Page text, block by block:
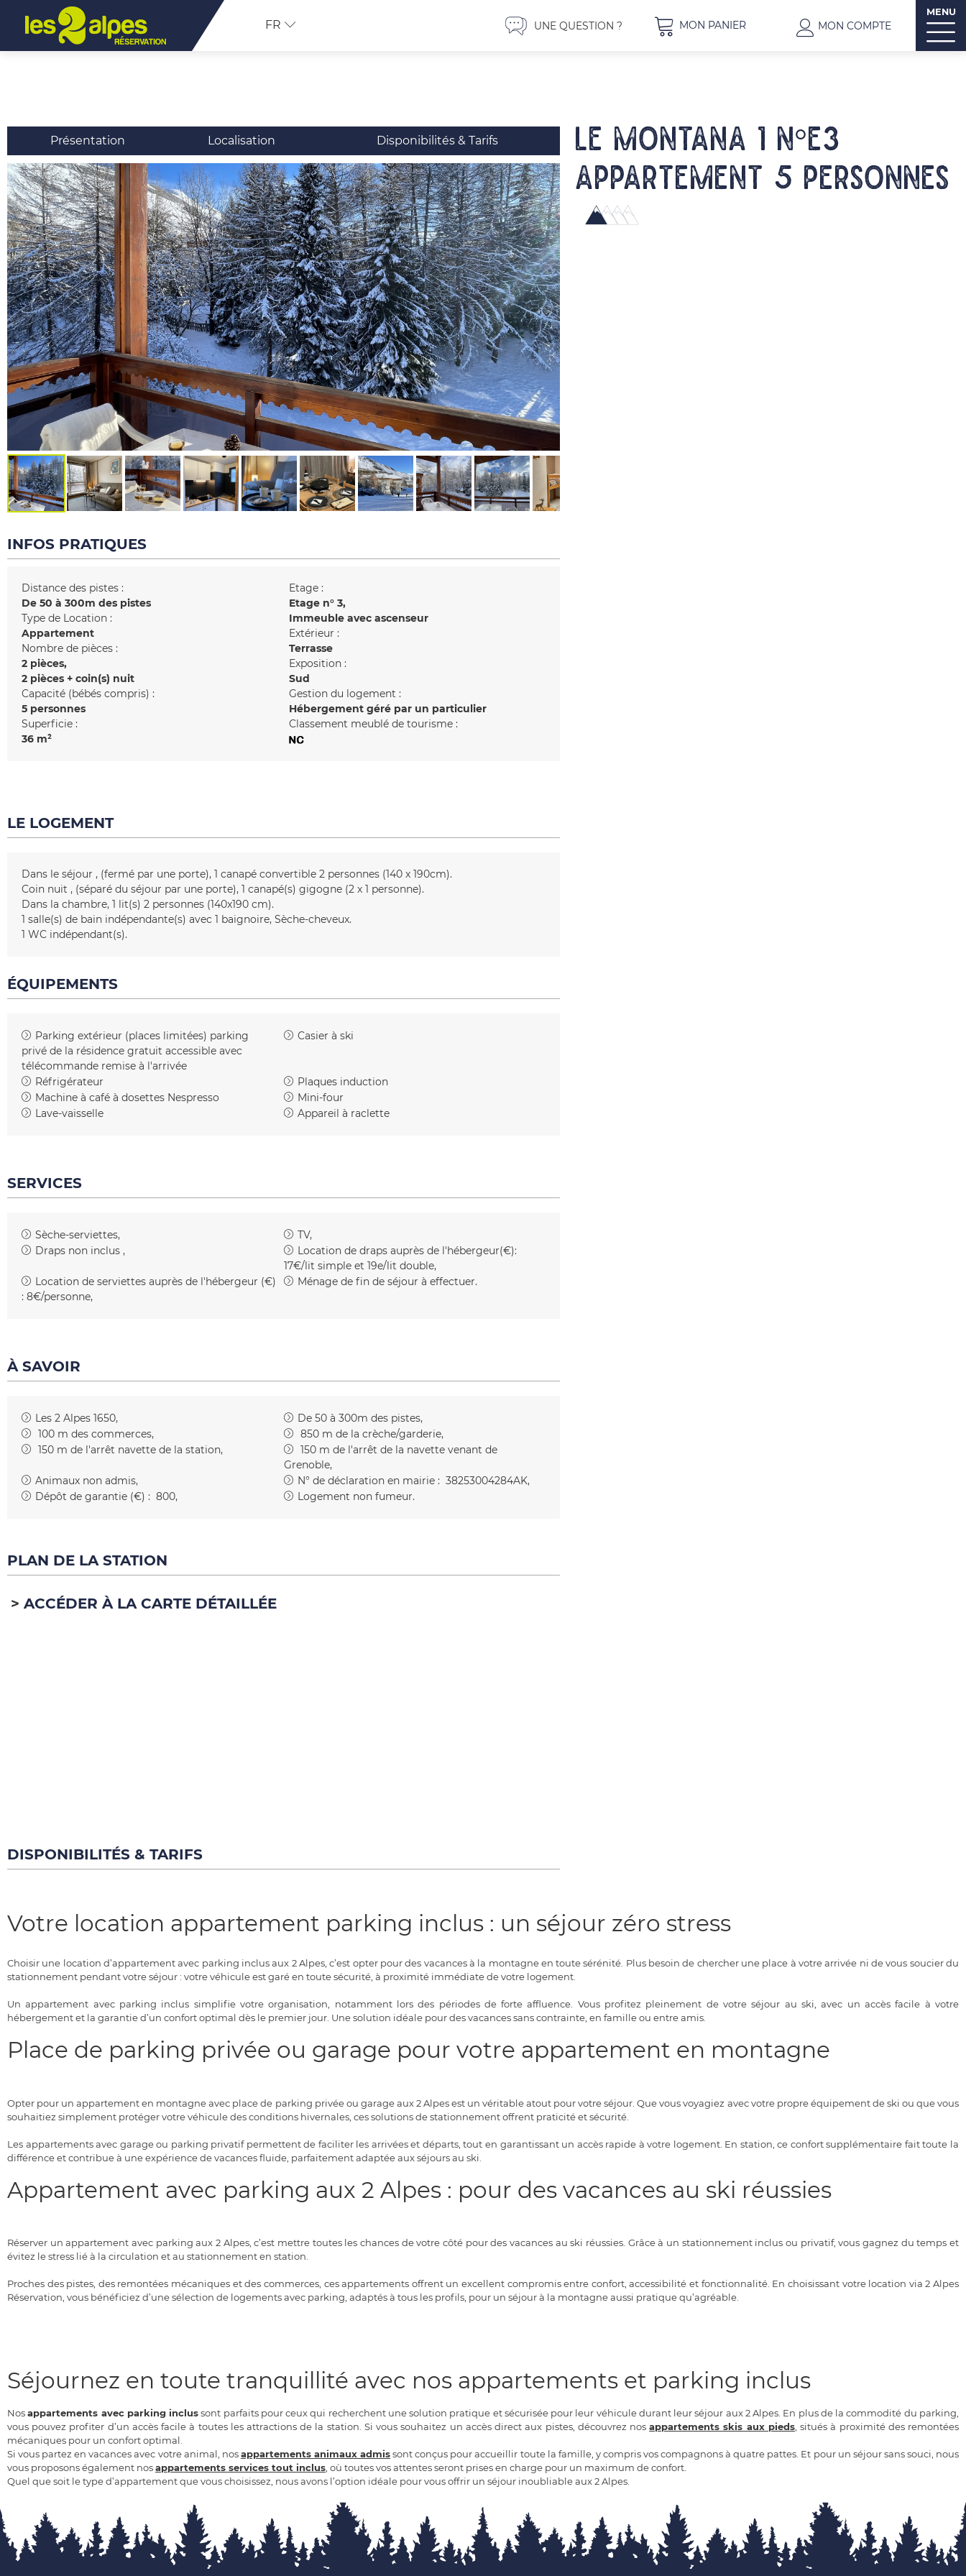
FR UNE QUESTION ? MON PANIER MON COMPTE
MENU
Présentation Localisation Disponibilités & Tarifs
LE MONTANA 1 N°E3
Appartement 5 personnes
INFOS PRATIQUES
Distance des pistes :
De 50 à 300m des pistes
Type de Location :
Appartement
Nombre de pièces :
2 pièces
2 pièces + coin(s) nuit
Capacité (bébés compris) :
5 personnes
Superficie :
36 m²
Etage :
Etage n° 3
Immeuble avec ascenseur
Extérieur :
Terrasse
Exposition :
Sud
Gestion du logement :
Hébergement géré par un particulier
Classement meublé de tourisme :
LE LOGEMENT
Dans le séjour (fermé par une porte) 1 canapé convertible 2 personnes (140 x 190cm)
Coin nuit
(séparé du séjour par une porte) 1 canapé(s) gigogne (2 x 1 personne)
Dans la chambre 1 lit(s) 2 personnes (140x190 cm)
1 salle(s) de bain indépendante(s) avec 1 baignoire Sèche-cheveux
1 WC indépendant(s)
ÉQUIPEMENTS
Parking extérieur (places limitées) parking
privé de la résidence gratuit accessible avec
télécommande remise à l'arrivée
Casier à ski
Réfrigérateur
Plaques induction
Machine à café à dosettes Nespresso
Mini-four
Lave-vaisselle
Appareil à raclette
SERVICES
Sèche-serviettes
TV
Draps non inclus
Location de draps auprès de l'hébergeur(€):
17€/lit simple et 19e/lit double
Location de serviettes auprès de l'hébergeur (€)
: 8€/personne
Ménage de fin de séjour à effectuer
À SAVOIR
Les 2 Alpes 1650
De 50 à 300m des pistes
100 m des commerces 850 m de la crèche/garderie
150 m de l'arrêt navette de la station 150 m de l'arrêt de la navette venant de
Grenoble
Animaux non admis
N° de déclaration en mairie : 38253004284AK
Dépôt de garantie (€) : 800 Logement non fumeur
PLAN DE LA STATION
ACCÉDER À LA CARTE DÉTAILLÉE
DISPONIBILITÉS & TARIFS
Votre location appartement parking inclus : un séjour zéro stress
Choisir une location d’appartement avec parking inclus aux 2 Alpes, c’est opter pour des vacances à la montagne en toute sérénité. Plus besoin de chercher une place à votre arrivée ni de vous soucier du
stationnement pendant votre séjour : votre véhicule est garé en toute sécurité, à proximité immédiate de votre logement.
Un appartement avec parking inclus simplifie votre organisation, notamment lors des périodes de forte affluence. Vous profitez pleinement de votre séjour au ski, avec un accès facile à votre
hébergement et la garantie d’un confort optimal dès le premier jour. Une solution idéale pour des vacances sans contrainte, en famille ou entre amis.
Place de parking privée ou garage pour votre appartement en montagne
Opter pour un appartement en montagne avec place de parking privée ou garage aux 2 Alpes est un véritable atout pour votre séjour. Que vous voyagiez avec votre propre équipement de ski ou que vous
souhaitiez simplement protéger votre véhicule des conditions hivernales, ces solutions de stationnement offrent praticité et sécurité.
Les appartements avec garage ou parking privatif permettent de faciliter les arrivées et départs, tout en garantissant un accès rapide à votre logement. En station, ce confort supplémentaire fait toute la
différence et contribue à une expérience de vacances fluide, parfaitement adaptée aux séjours au ski.
Appartement avec parking aux 2 Alpes : pour des vacances au ski réussies
Réserver un appartement avec parking aux 2 Alpes, c’est mettre toutes les chances de votre côté pour des vacances au ski réussies. Grâce à un stationnement inclus ou privatif, vous gagnez du temps et
évitez le stress lié à la circulation et au stationnement en station.
Proches des pistes, des remontées mécaniques et des commerces, ces appartements offrent un excellent compromis entre confort, accessibilité et fonctionnalité. En choisissant votre location via 2 Alpes
Réservation, vous bénéficiez d’une sélection de logements avec parking, adaptés à tous les profils, pour un séjour à la montagne aussi pratique qu’agréable.
Séjournez en toute tranquillité avec nos appartements et parking inclus
Nosappartements avec parking inclussont parfaits pour ceux qui recherchent une solution pratique et sécurisée pour leur véhicule durant leur séjour aux 2 Alpes. En plus de la commodité du parking,
vous pouvez profiter d’un accès facile à toutes les attractions de la station. Si vous souhaitez un accès direct aux pistes, découvrez nosappartements skis aux pieds, situés à proximité des remontées
mécaniques pour un confort optimal.
Si vous partez en vacances avec votre animal, nosappartements animaux admissont conçus pour accueillir toute la famille, y compris vos compagnons à quatre pattes. Et pour un séjour sans souci, nous
vous proposons également nosappartements services tout inclus, où toutes vos attentes seront prises en charge pour un maximum de confort.
Quel que soit le type d’appartement que vous choisissez, nous avons l’option idéale pour vous offrir un séjour inoubliable aux 2 Alpes.